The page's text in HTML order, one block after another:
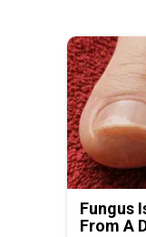
Fungus
From A